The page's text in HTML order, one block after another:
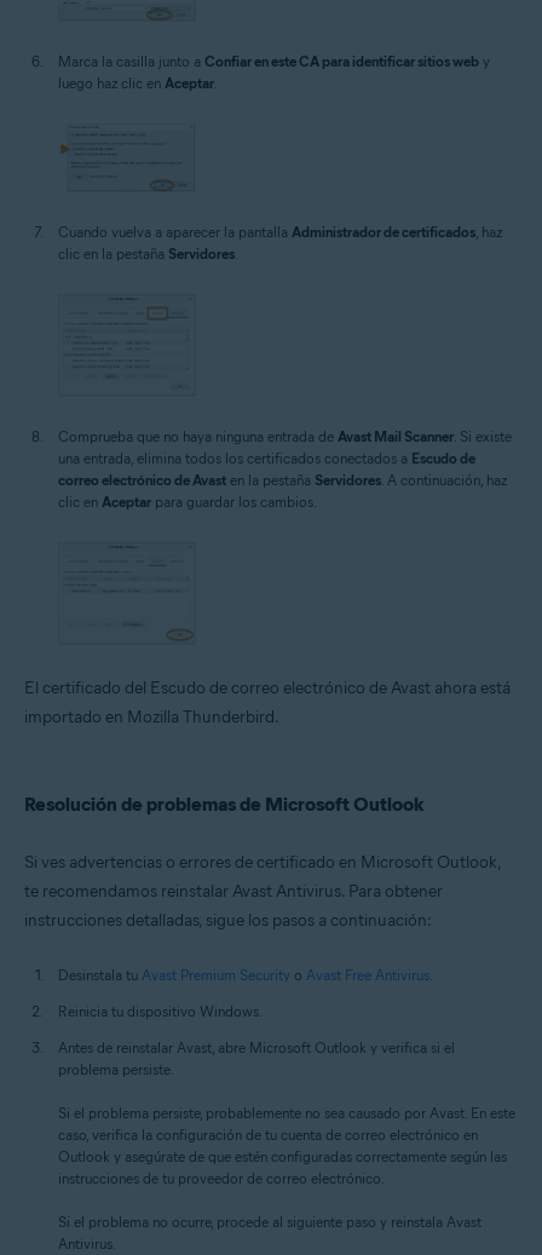
Marca la casilla junto a Confiar en este CA para identificar sitios web y
luego haz clic en Aceptar.
Cuando vuelva a aparecer la pantalla Administrador de certificados , haz
clic en la pestaña Servidores
Comprueba que no haya ninguna entrada de Avast Mail Scanner. Si existe
una entrada, elimina todos los certificados conectados a Escudo de
correo electrónico de Avast en la pestaña Servidores. A continuación, haz
clic en Aceptar para guardar los cambios.
El certificado del Escudo de correo electrónico de Avast ahora está
importado en Mozilla Thunderbird.
Resolución de problemas de Microsoft Outlook
Si ves advertencias o errores de certificado en Microsoft Outlook,
te recomendamos reinstalar Avast Antivirus. Para obtener
instrucciones detalladas, sigue los pasos a continuación:
Desinstala tu Avast Premium Security o Avast Free Antivirus.
Reinicia tu dispositivo Windows.
Antes de reinstalar Avast, abre Microsoft Outlook y verifica si el
problema persiste.
Si el problema persiste, probablemente no sea causado por Avast. En este
caso, verifica la configuración de tu cuenta de correo electrónico en
Outlook y asegúrate de que estén configuradas correctamente según las
instrucciones de tu proveedor de correo electrónico.
Si el problema no ocurre, procede al siguiente paso y reinstala Avast
Antivirus.